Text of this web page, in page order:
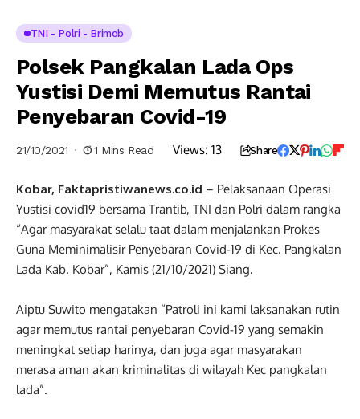
TNI - Polri - Brimob
Polsek Pangkalan Lada Ops
Yustisi Demi Memutus Rantai
Penyebaran Covid-19
21/10/2021 1 Mins Read Views: 13 Share
Kobar, Faktapristiwanews.co.id – Pelaksanaan Operasi
Yustisi covid19 bersama Trantib, TNI dan Polri dalam rangka
“Agar masyarakat selalu taat dalam menjalankan Prokes
Guna Meminimalisir Penyebaran Covid-19 di Kec. Pangkalan
Lada Kab. Kobar”, Kamis (21/10/2021) Siang.
Aiptu Suwito mengatakan “Patroli ini kami laksanakan rutin
agar memutus rantai penyebaran Covid-19 yang semakin
meningkat setiap harinya, dan juga agar masyarakan
merasa aman akan kriminalitas di wilayah Kec pangkalan
lada”.